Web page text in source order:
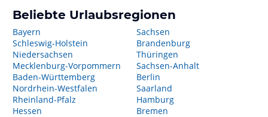
Beliebte Urlaubsregionen
Bayern
Schleswig-Holstein
Niedersachsen
Mecklenburg-Vorpommern
Baden-Württemberg
Nordrhein-Westfalen
Rheinland-Pfalz
Hessen
Sachsen
Brandenburg
Thüringen
Sachsen-Anhalt
Berlin
Saarland
Hamburg
Bremen